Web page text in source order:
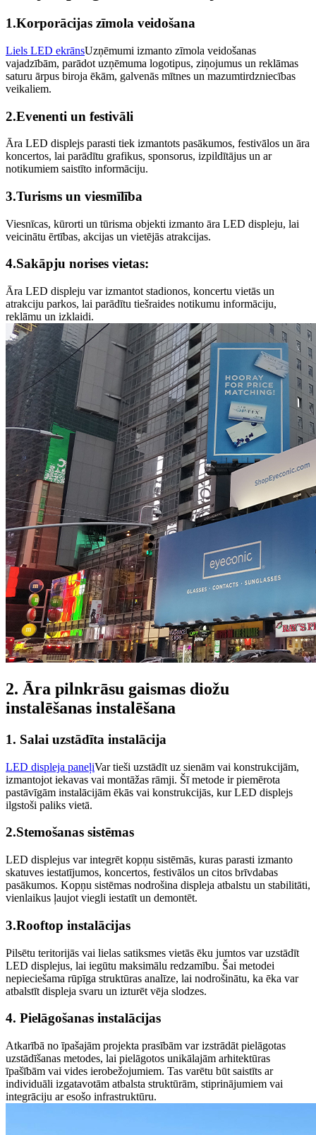
1.Korporācijas zīmola veidošana
Liels LED ekrānsUzņēmumi izmanto zīmola veidošanas
vajadzībām, parādot uzņēmuma logotipus, ziņojumus un reklāmas
saturu ārpus biroja ēkām, galvenās mītnes un mazumtirdzniecības
veikaliem.
2.Evenenti un festivāli
Āra LED displejs parasti tiek izmantots pasākumos, festivālos un āra
koncertos, lai parādītu grafikus, sponsorus, izpildītājus un ar
notikumiem saistīto informāciju.
3.Turisms un viesmīlība
Viesnīcas, kūrorti un tūrisma objekti izmanto āra LED displeju, lai
veicinātu ērtības, akcijas un vietējās atrakcijas.
4.Sakāpju norises vietas:
Āra LED displeju var izmantot stadionos, koncertu vietās un
atrakciju parkos, lai parādītu tiešraides notikumu informāciju,
reklāmu un izklaidi.
2. Āra pilnkrāsu gaismas diožu
instalēšanas instalēšana
1. Salai uzstādīta instalācija
LED displeja paneļiVar tieši uzstādīt uz sienām vai konstrukcijām,
izmantojot iekavas vai montāžas rāmji. Šī metode ir piemērota
pastāvīgām instalācijām ēkās vai konstrukcijās, kur LED displejs
ilgstoši paliks vietā.
2.Stemošanas sistēmas
LED displejus var integrēt kopņu sistēmās, kuras parasti izmanto
skatuves iestatījumos, koncertos, festivālos un citos brīvdabas
pasākumos. Kopņu sistēmas nodrošina displeja atbalstu un stabilitāti,
vienlaikus ļaujot viegli iestatīt un demontēt.
3.Rooftop instalācijas
Pilsētu teritorijās vai lielas satiksmes vietās ēku jumtos var uzstādīt
LED displejus, lai iegūtu maksimālu redzamību. Šai metodei
nepieciešama rūpīga struktūras analīze, lai nodrošinātu, ka ēka var
atbalstīt displeja svaru un izturēt vēja slodzes.
4. Pielāgošanas instalācijas
Atkarībā no īpašajām projekta prasībām var izstrādāt pielāgotas
uzstādīšanas metodes, lai pielāgotos unikālajām arhitektūras
īpašībām vai vides ierobežojumiem. Tas varētu būt saistīts ar
individuāli izgatavotām atbalsta struktūrām, stiprinājumiem vai
integrāciju ar esošo infrastruktūru.